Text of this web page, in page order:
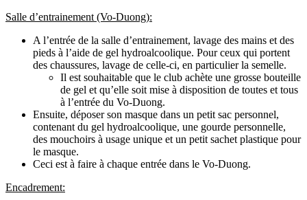
Salle d’entrainement (Vo-Duong):
A l’entrée de la salle d’entrainement, lavage des mains et des
pieds à l’aide de gel hydroalcoolique. Pour ceux qui portent
des chaussures, lavage de celle-ci, en particulier la semelle.
Il est souhaitable que le club achète une grosse bouteille
de gel et qu’elle soit mise à disposition de toutes et tous
à l’entrée du Vo-Duong.
Ensuite, déposer son masque dans un petit sac personnel,
contenant du gel hydroalcoolique, une gourde personnelle,
des mouchoirs à usage unique et un petit sachet plastique pour
le masque.
Ceci est à faire à chaque entrée dans le Vo-Duong.
Encadrement: